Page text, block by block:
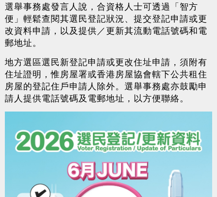
選舉事務處發言人說，合資格人士可透過「智方
便」輕鬆查閱其選民登記狀況、提交登記申請或更
改資料申請，以及提供／更新其流動電話號碼和電
郵地址。
地方選區選民新登記申請或更改住址申請，須附有
住址證明，惟房屋署或香港房屋協會轄下公共租住
房屋的登記住戶申請人除外。選舉事務處亦鼓勵申
請人提供電話號碼及電郵地址，以方便聯絡。